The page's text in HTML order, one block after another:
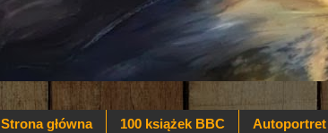
Strona główna 100 książek BBC Autoportret